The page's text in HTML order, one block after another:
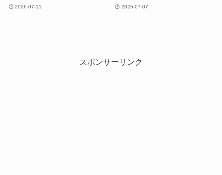
2026-07-11 2026-07-07
スポンサーリンク